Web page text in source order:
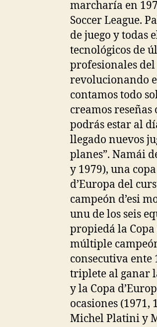
marcharía en
Soccer League.
de juego y todas
tecnológicos de
profesionales del
revolucionando
contamos todo
creamos
podrás estar al
llegado nuevos
planes”. Namái
y 1979), una
d’Europa del
campeón d’esi
unu de los seis
propiedá la
múltiple
consecutiva ente
triplete al ganar
y la Copa
ocasiones (1971,
Michel Platini y